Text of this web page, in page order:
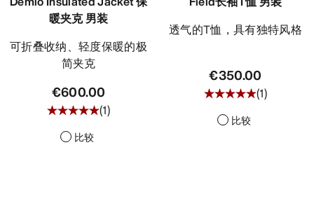
暖夹克 男装
可折叠收纳、轻度保暖的极
简夹克
€600.00
(1)
比较
透气的T恤，具有独特风格
€350.00
(1)
比较